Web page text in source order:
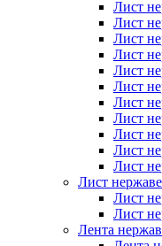
Лист
Лист
Лист
Лист
Лист
Лист
Лист
Лист
Лист
Лист
Лист
Лист
Лист
Лист
Лента